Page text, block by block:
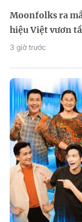
Moonfolks ra
hiệu Việt vươn
3 giờ trước